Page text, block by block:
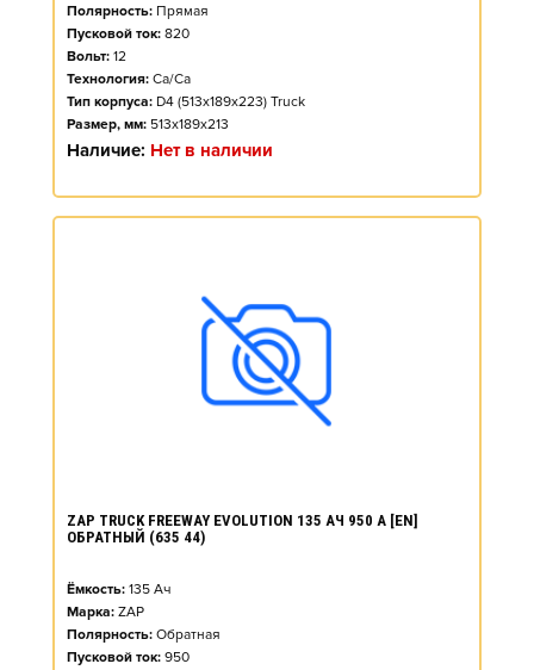
Полярность: Прямая
Пусковой ток: 820
Вольт: 12
Технология: Ca/Ca
Тип корпуса: D4 (513x189x223) Truck
Размер, мм: 513x189x213
Наличие: Нет в наличии
ZAP TRUCK FREEWAY EVOLUTION 135 АЧ 950 А [EN]
ОБРАТНЫЙ (635 44)
Ёмкость: 135 Ач
Марка: ZAP
Полярность: Обратная
Пусковой ток: 950